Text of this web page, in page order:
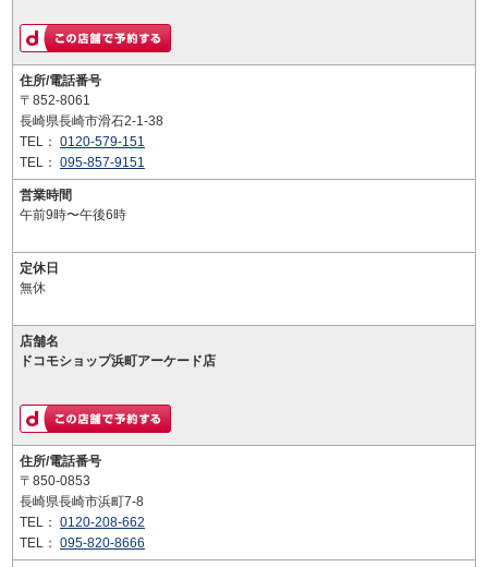
住所/電話番号
〒852-8061
長崎県長崎市滑石2-1-38
TEL： 0120-579-151
TEL： 095-857-9151
営業時間
午前9時〜午後6時
定休日
無休
店舗名
ドコモショップ浜町アーケード店
住所/電話番号
〒850-0853
長崎県長崎市浜町7-8
TEL： 0120-208-662
TEL： 095-820-8666